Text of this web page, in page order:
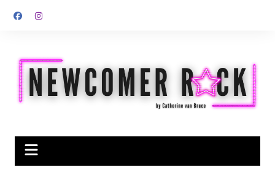
Inhalt